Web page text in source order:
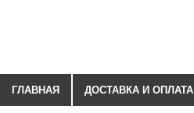
ГЛАВНАЯ ДОСТАВКА И ОПЛАТА